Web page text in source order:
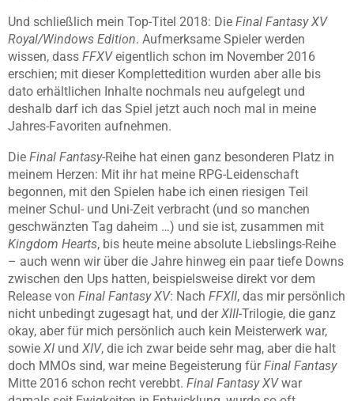
Und schließlich mein Top-Titel 2018: Die Final Fantasy XV
Royal/Windows Edition. Aufmerksame Spieler werden
wissen, dass FFXVeigentlich schon im November 2016
erschien; mit dieser Komplettedition wurden aber alle bis
dato erhältlichen Inhalte nochmals neu aufgelegt und
deshalb darf ich das Spiel jetzt auch noch mal in meine
Jahres-Favoriten aufnehmen.
Die Final Fantasy-Reihe hat einen ganz besonderen Platz in
meinem Herzen: Mit ihr hat meine RPG-Leidenschaft
begonnen, mit den Spielen habe ich einen riesigen Teil
meiner Schul- und Uni-Zeit verbracht (und so manchen
geschwänzten Tag daheim …) und sie ist, zusammen mit
Kingdom Hearts, bis heute meine absolute Liebslings-Reihe
– auch wenn wir über die Jahre hinweg ein paar tiefe Downs
zwischen den Ups hatten, beispielsweise direkt vor dem
Release von Final Fantasy XV: Nach FFXII, das mir persönlich
nicht unbedingt zugesagt hat, und derXIII-Trilogie, die ganz
okay, aber für mich persönlich auch kein Meisterwerk war,
sowie XI und XIV, die ich zwar beide sehr mag, aber die halt
doch MMOs sind, war meine Begeisterung fürFinal Fantasy
Mitte 2016 schon recht verebbt. Final Fantasy XVwar